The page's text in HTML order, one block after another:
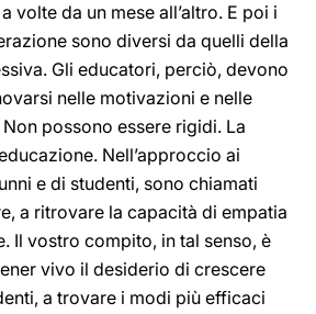
volte da un mese all’altro. E poi i
sono diversi da quelli della
Gli educatori, perciò, devono
nelle motivazioni e nelle
possono essere rigidi. La
Nell’approccio ai
e di studenti, sono chiamati
a ritrovare la capacità di empatia
Il vostro compito, in tal senso, è
vivo il desiderio di crescere
a trovare i modi più efficaci